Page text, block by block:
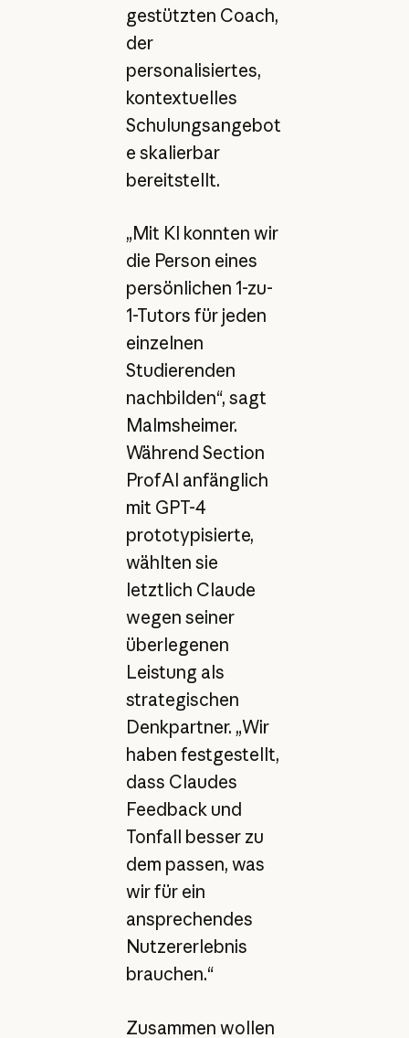
gestützten Coach,
der
personalisiertes,
kontextuelles
Schulungsangebot
e skalierbar
bereitstellt.
„Mit KI konnten wir
die Person eines
persönlichen 1-zu-
1-Tutors für jeden
einzelnen
Studierenden
nachbilden“, sagt
Malmsheimer.
Während Section
ProfAI anfänglich
mit GPT-4
prototypisierte,
wählten sie
letztlich Claude
wegen seiner
überlegenen
Leistung als
strategischen
Denkpartner. „Wir
haben festgestellt,
dass Claudes
Feedback und
Tonfall besser zu
dem passen, was
wir für ein
ansprechendes
Nutzererlebnis
brauchen.“
Zusammen wollen